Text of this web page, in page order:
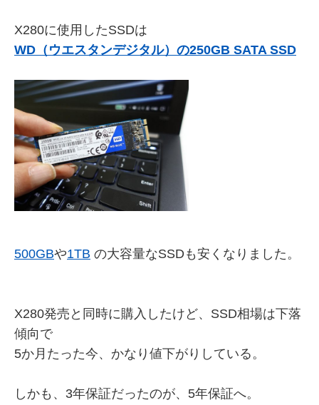
X280に使用したSSDは
WD（ウエスタンデジタル）の250GB SATA SSD
500GBや1TB の大容量なSSDも安くなりました。
X280発売と同時に購入したけど、SSD相場は下落
傾向で
5か月たった今、かなり値下がりしている。
しかも、3年保証だったのが、5年保証へ。